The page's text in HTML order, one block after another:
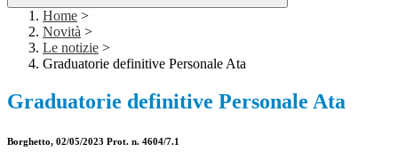
Home >
Novità >
Le notizie >
Graduatorie definitive Personale Ata
Graduatorie definitive Personale Ata
Borghetto, 02/05/2023 Prot. n. 4604/7.1